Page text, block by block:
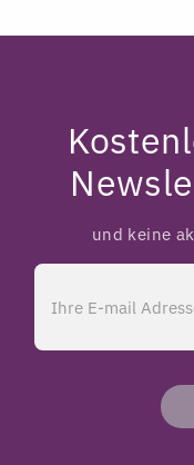
und keine